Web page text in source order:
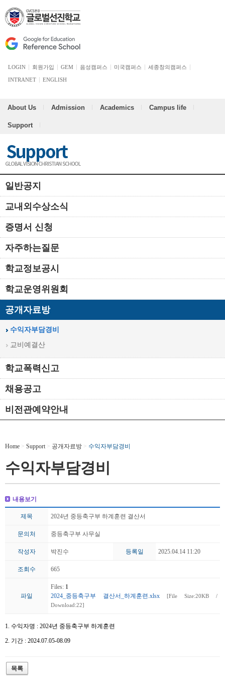
LOGIN 회원가입 GEM 음성캠퍼스 미국캠퍼스 세종창의캠퍼스
INTRANET ENGLISH
About Us Admission Academics Campus life
Support
일반공지
교내외수상소식
증명서 신청
자주하는질문
학교정보공시
학교운영위원회
공개자료방
수익자부담경비
교비예결산
학교폭력신고
채용공고
비전관예약안내
Home > Support > 공개자료방 > 수익자부담경비
수익자부담경비
내용보기
제목 2024년 중등축구부 하계훈련 결산서
문의처 중등축구부 사무실
작성자 박진수 등록일 2025.04.14 11:20
조회수 665
파일
Files: 1
2024_중등축구부 결산서_하계훈련.xlsx [File Size:20KB /
Download:22]
1. 수익자명 : 2024년 중등축구부 하계훈련
2. 기간 : 2024.07.05-08.09